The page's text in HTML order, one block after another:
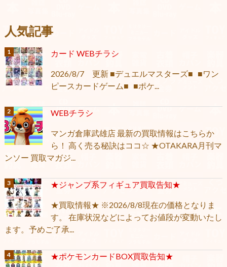
人気記事
カード WEBチラシ
2026/8/7 更新 ■デュエルマスターズ■ ■ワン
ピースカードゲーム■ ■ポケ...
WEBチラシ
マンガ倉庫武雄店 最新の買取情報はこちらか
ら！ 高く売る秘訣はココ☆ ★OTAKARA月刊マ
ンソー 買取マガジ...
★ジャンプ系フィギュア買取告知★
★買取情報★ ※2026/8/8現在の価格となりま
す。 在庫状況などによってお値段が変動いたし
ます。予めご了承...
★ポケモンカードBOX買取告知★